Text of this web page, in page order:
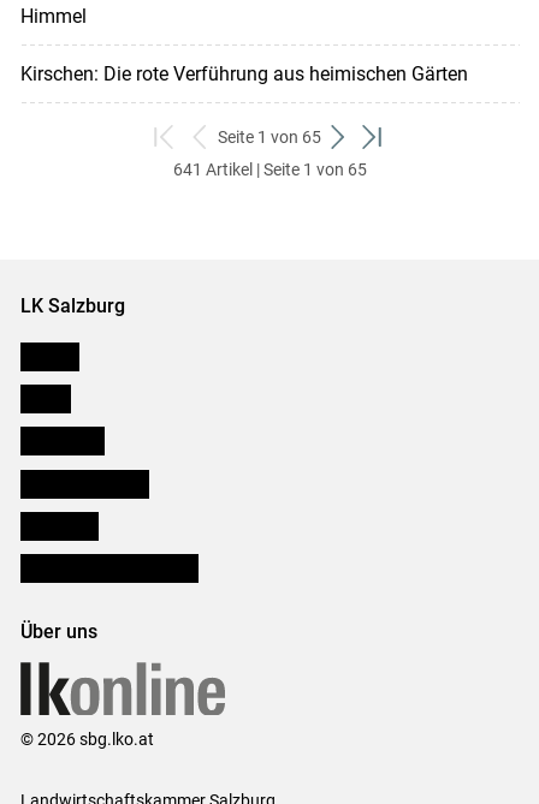
Himmel
Kirschen: Die rote Verführung aus heimischen Gärten
zum
ersten
zurück
zum
Seite 1 von 65
weiter
zum
zum
641 Artikel | Seite 1 von 65
LK Salzburg
Über uns
© 2026 sbg.lko.at